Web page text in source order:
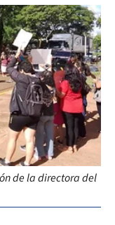
de la directora del